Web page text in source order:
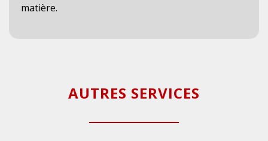
matière.
AUTRES SERVICES